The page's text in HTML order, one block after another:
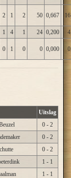
2 1 2 50 0,667
1 4 1 24 0,200
0 1 0 0 0,000
Uitslag
0 - 2
0 - 2
0 - 2
1 - 1
1 - 1